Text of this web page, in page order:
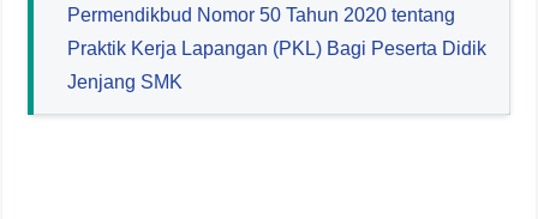
Permendikbud Nomor 50 Tahun 2020 tentang
Praktik Kerja Lapangan (PKL) Bagi Peserta Didik
Jenjang SMK